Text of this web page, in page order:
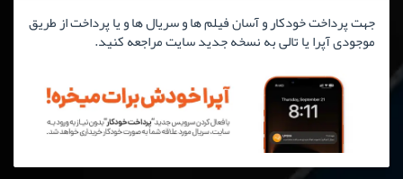
جهت پرداخت خودکار و آسان فیلم ها و سریال ها و یا پرداخت از طریق
موجودی آپرا یا تالی به نسخه جدید سایت مراجعه کنید.